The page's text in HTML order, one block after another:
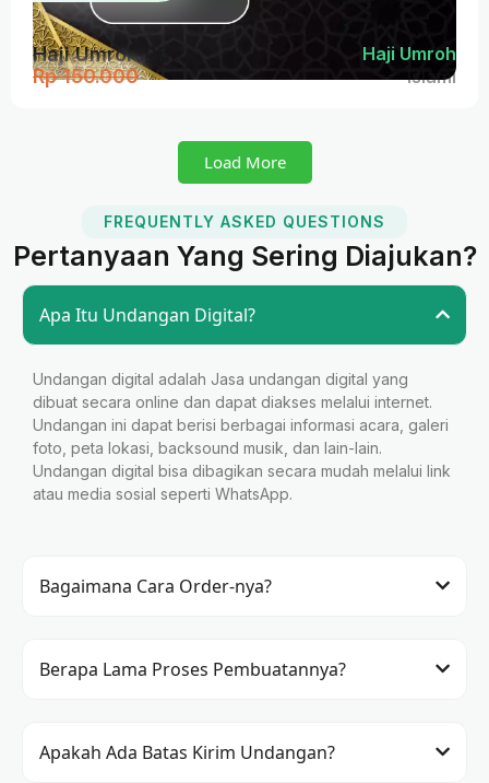
Haji Umroh 05 Haji Umroh
Rp 150.000 Islami
Load More
FREQUENTLY ASKED QUESTIONS
Pertanyaan Yang Sering Diajukan?
Apa Itu Undangan Digital?
Undangan digital adalah Jasa undangan digital yang
dibuat secara online dan dapat diakses melalui internet.
Undangan ini dapat berisi berbagai informasi acara, galeri
foto, peta lokasi, backsound musik, dan lain-lain.
Undangan digital bisa dibagikan secara mudah melalui link
atau media sosial seperti WhatsApp.
Bagaimana Cara Order-nya?
Berapa Lama Proses Pembuatannya?
Apakah Ada Batas Kirim Undangan?